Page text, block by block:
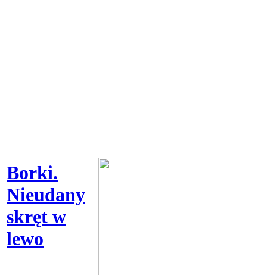
Borki.
Nieudany
skręt w
lewo